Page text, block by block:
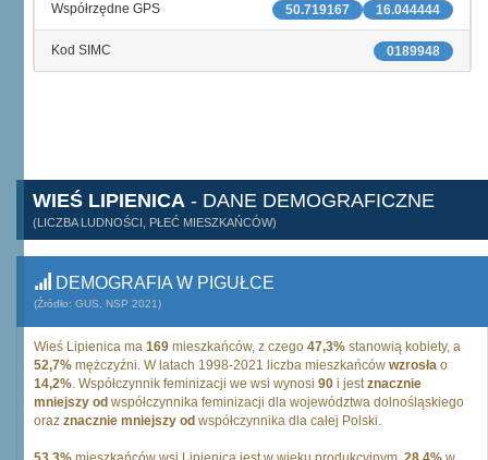
16.044444
50.719167
Współrzędne GPS
0189948
Kod SIMC
WIEŚ LIPIENICA - DANE DEMOGRAFICZNE
(LICZBA LUDNOŚCI, PŁEĆ MIESZKAŃCÓW)
DEMOGRAFIA W PIGUŁCE
(Źródło: GUS, NSP 2021)
Wieś Lipienica ma 169 mieszkańców, z czego 47,3% stanowią kobiety, a
52,7% mężczyźni. W latach 1998-2021 liczba mieszkańców wzrosła o
14,2%. Współczynnik feminizacji we wsi wynosi 90 i jestznacznie
mniejszy od współczynnika feminizacji dla województwa dolnośląskiego
oraz znacznie mniejszy od współczynnika dla całej Polski.